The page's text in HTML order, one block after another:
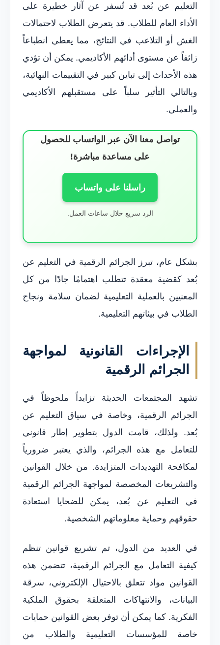
التعليم عن بُعد قد تُسفر عن آثار خطيرة على
الأداء العام للطلاب. قد يتعرض الطلاب لاحتمالات
الغش أو التلاعب في النتائج، مما يعطي انطباعاً
زائفاً عن مستوى أدائهم الأكاديمي. يمكن أن تؤدي
هذه الأحداث إلى تباين كبير في التقييمات النهائية،
وبالتالي التأثير سلباً على مستقبلهم الأكاديمي
والعملي.
تواصل معنا الآن عبر الواتساب للحصول
على مساعدة مباشرة!
راسلنا على واتساب
الرد سريع خلال ساعات العمل.
بشكل عام، تبرز الجرائم الرقمية في التعليم عن
بُعد كقضية معقدة تتطلب اهتمامًا جادًا من كل
المعنيين بالعملية التعليمية لضمان سلامة ونجاح
الطلاب في بيئاتهم التعليمية.
الإجراءات القانونية لمواجهة
الجرائم الرقمية
تشهد المجتمعات الحديثة تزايداً ملحوظاً في
الجرائم الرقمية، وخاصة في سياق التعليم عن
بُعد. ولذلك، قامت الدول بتطوير إطار قانوني
للتعامل مع هذه الجرائم، والذي يعتبر ضرورياً
لمكافحة التهديدات المتزايدة. من خلال القوانين
والتشريعات المخصصة لمواجهة الجرائم الرقمية
في التعليم عن بُعد، يمكن للضحايا استعادة
حقوقهم وحماية معلوماتهم الشخصية.
في العديد من الدول، تم تشريع قوانين تنظم
كيفية التعامل مع الجرائم الرقمية، تتضمن هذه
القوانين مواد تتعلق بالاحتيال الإلكتروني، سرقة
البيانات، والانتهاكات المتعلقة بحقوق الملكية
الفكرية. كما يمكن أن توفر بعض القوانين حمايات
خاصة للمؤسسات التعليمية والطلاب من